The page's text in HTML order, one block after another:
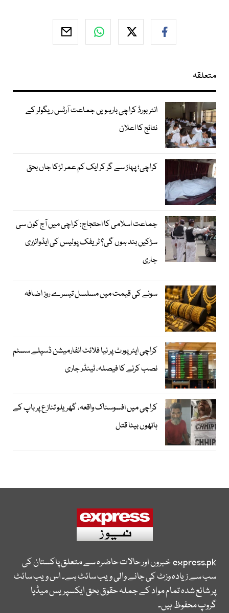
متعلقہ
انٹر بورڈ کراچی بارہویں جماعت آرٹس ریگولر کے
نتائج کا اعلان
کراچی؛ پہاڑ سے گر کر ایک کم عمر لڑکا جاں بحق
جماعت اسلامی کا احتجاج: کراچی میں آج کون سی
سڑکیں بند ہوں گی؟ ٹریفک پولیس کی ایڈوائزری
جاری
سونے کی قیمت میں مسلسل تیسرے روز اضافہ
کراچی ایئرپورٹ پر نیا فلائٹ انفارمیشن ڈسپلے سسٹم
نصب کرنے کا فیصلہ، ٹینڈر جاری
کراچی میں افسوسناک واقعہ، گھریلو تنازع پر باپ کے
ہاتھوں بیٹا قتل
express.pkخبروں اور حالات حاضرہ سے متعلق پاکستان کی
سب سے زیادہ وزٹ کی جانے والی ویب سائٹ ہے۔ اس ویب سائٹ
پر شائع شدہ تمام مواد کے جملہ حقوق بحق ایکسپریس میڈیا
گروپ محفوظ ہیں۔